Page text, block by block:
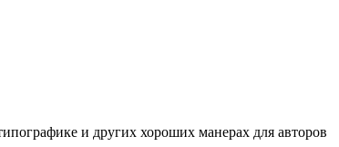
и других хороших манерах для авторов